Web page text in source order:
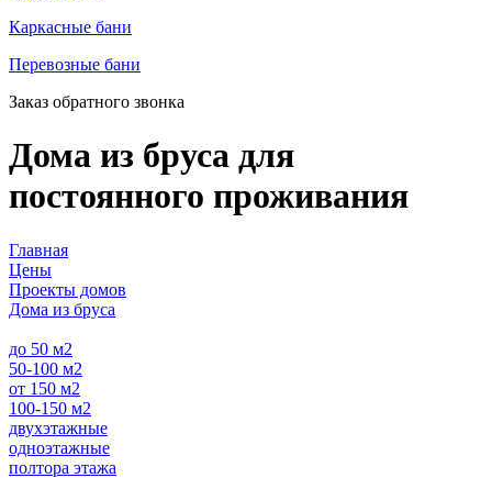
Каркасные бани
Перевозные бани
Заказ обратного звонка
Дома из бруса для
постоянного проживания
Главная
Цены
Проекты домов
Дома из бруса
до 50 м2
50-100 м2
от 150 м2
100-150 м2
двухэтажные
одноэтажные
полтора этажа